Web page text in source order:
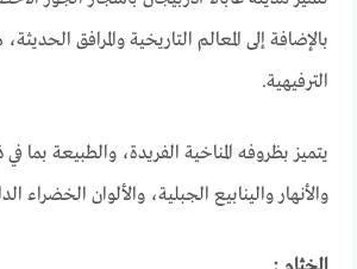
بالإضافة إلى المعالم التاريخية والمرافق
الترفيهية.
يتميز بظروفه المناخية الفريدة، والطبيعة بما
والأنهار والينابيع الجبلية، والألوان الخضراء